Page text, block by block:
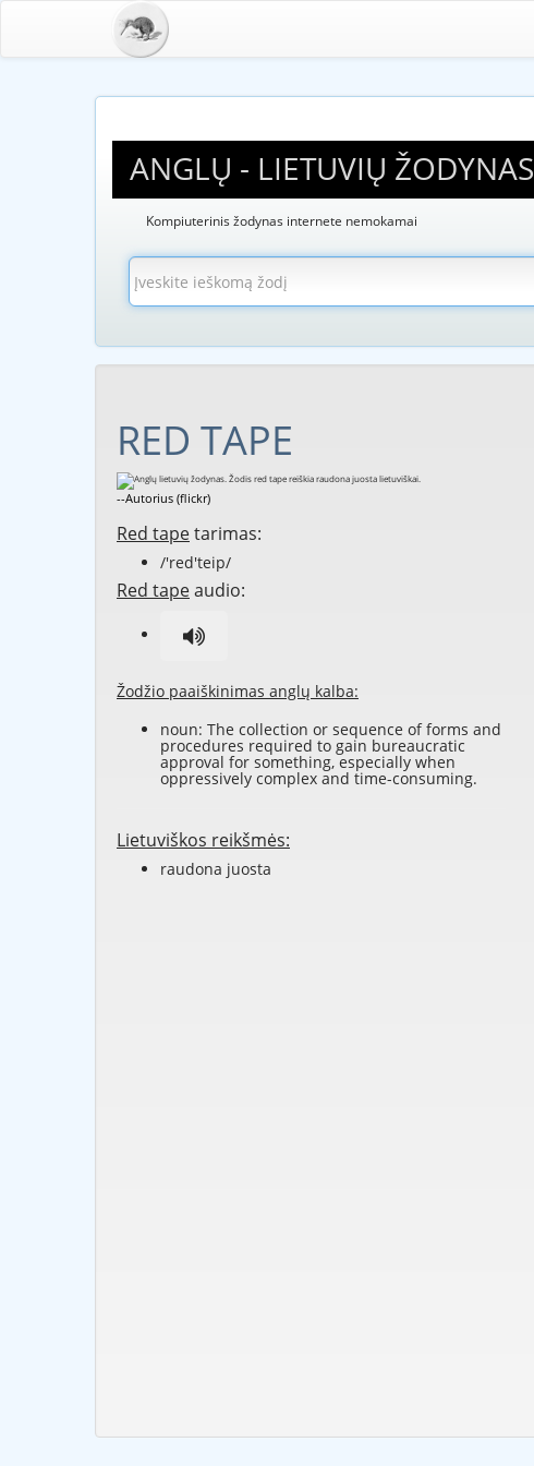
ANGLŲ - LIETUVIŲ ŽODYNAS
Kompiuterinis žodynas internete nemokamai
RED TAPE
--Autorius (flickr)
Red tapetarimas:
/'red'teip/
Red tapeaudio:
Žodžio paaiškinimas anglų kalba:
noun: The collection or sequence of forms and
procedures required to gain bureaucratic
approval for something, especially when
oppressively complex and time-consuming.
Lietuviškos reikšmės:
raudona juosta